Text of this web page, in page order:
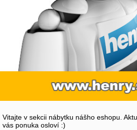
Vitajte v sekcii nábytku nášho eshopu.
vás ponuka osloví :)